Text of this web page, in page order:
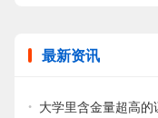
最新资讯
大学里含金量超高